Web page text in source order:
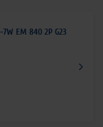
7W EM 840 2P G23